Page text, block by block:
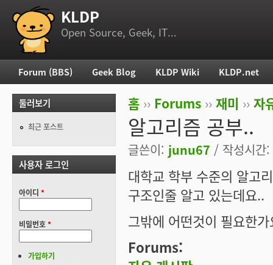
부 메뉴 KLDP
Open Source, Geek, IT...
현재 위치
홈 ›› Forums ›› 재미 ›› 자
알고리즘 공부..
글쓴이: junu67 / 작성시
대학교 학부 수준의 알고
구조인줄 알고 있는데요..
그밖에 어떤것이 필요한
Forums:
주 메뉴
Forum (BBS) Geek Blog KLDP Wiki KLDP.net
둘러보기
최근 포스트
사용자 로그인
아이디 *
비밀번호*
가입하기